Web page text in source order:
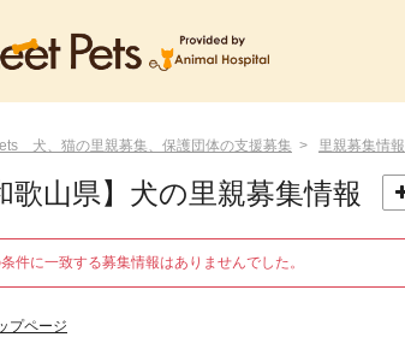
犬、猫の里親募集、保護団体の支援募集 里親募集情報
歌山県】犬の里親募集情報
件に一致する募集情報はありませんでした。
プページ